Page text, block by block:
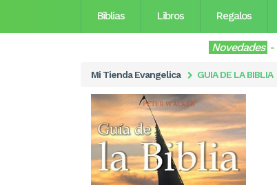
Biblias Libros Regalos
Novedades -
Mi Tienda Evangelica GUIA DE LA BIBLIA